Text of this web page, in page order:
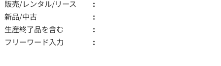
販売/レンタル/リース
新品/中古
生産終了品を含む
フリーワード入力